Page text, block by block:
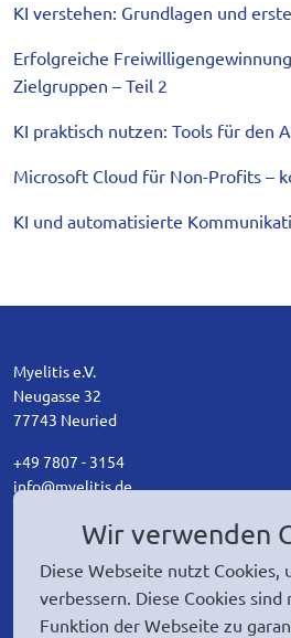
KI verstehen: Grundlagen und
Erfolgreiche
Zielgruppen – Teil 2
KI praktisch nutzen: Tools für den
Microsoft Cloud für Non-Profits –
KI und automatisierte
Myelitis e.V.
Neugasse 32
77743 Neuried
+49 7807 - 3154
ed.sitileym@ofni
Chatte mit unseren
Wir verwenden
Diese Webseite nutzt Cookies,
verbessern. Diese Cookies
Funktion der Webseite zu